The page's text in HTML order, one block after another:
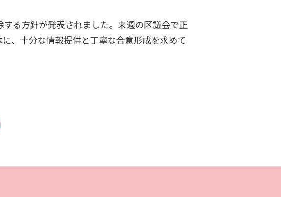
る方針が発表されました。来週の区議会で正
、十分な情報提供と丁寧な合意形成を求めて